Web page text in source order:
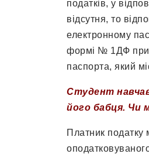
податків, у
відсутня, то
електронному
формі № 1ДФ при
паспорта, який
Студент
його бабця. Чи
Платник податку